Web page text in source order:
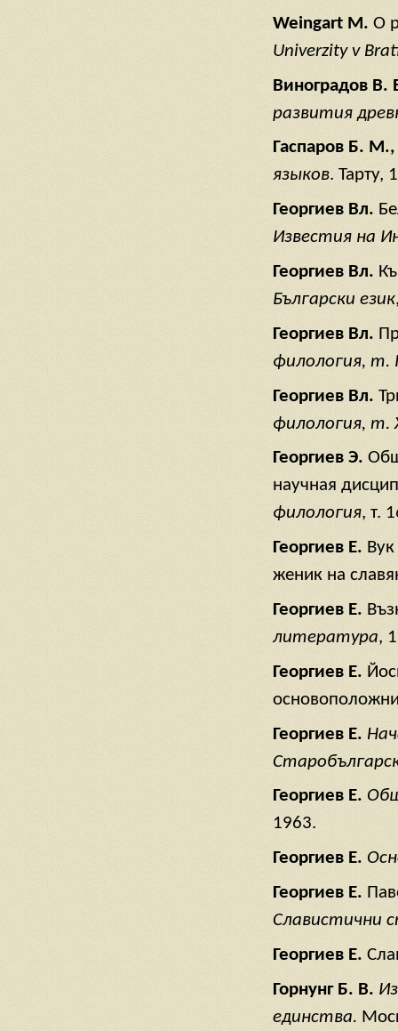
Weingart M. O
Univerzity v
Виноградов В.
развития
Гаспаров Б.
языков. Тарту,
Георгиев Вл.
Известия на
Георгиев Вл.
Български език
Георгиев Вл.
филология, т.
Георгиев Вл.
филология, т.
Георгиев Э.
научная
филология, т.
Георгиев Е.
женик на
Георгиев Е.
литература,
Георгиев Е.
Георгиев Е.
Георгиев Е.
1963.
Георгиев Е.
Георгиев Е.
Славистични
Георгиев Е.
Горнунг Б. В.
единства.